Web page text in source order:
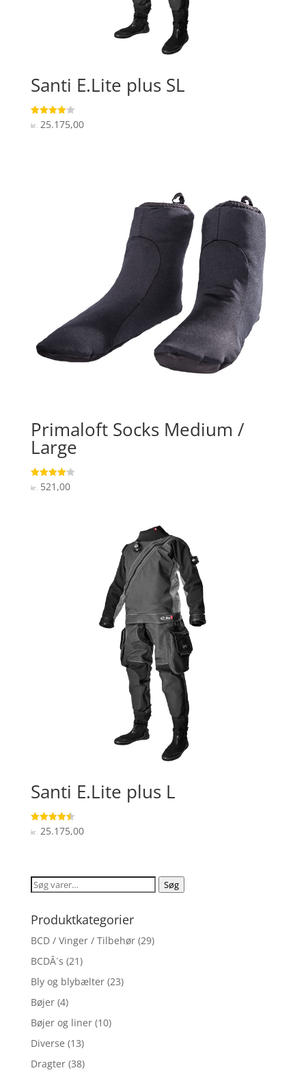
Santi E.Lite plus SL
Vurderet
4
kr. 25.175,00
Primaloft Socks Medium /
Large
Vurderet
4.1
kr.521,00
Santi E.Lite plus L
Vurderet
4.5
kr.25.175,00
Søg
Søg
Produktkategorier
BCD / Vinger / Tilbehør (29)
BCDÂ´s (21)
Bly og blybælter (23)
Bøjer (4)
Bøjer og liner (10)
Diverse (13)
Dragter (38)